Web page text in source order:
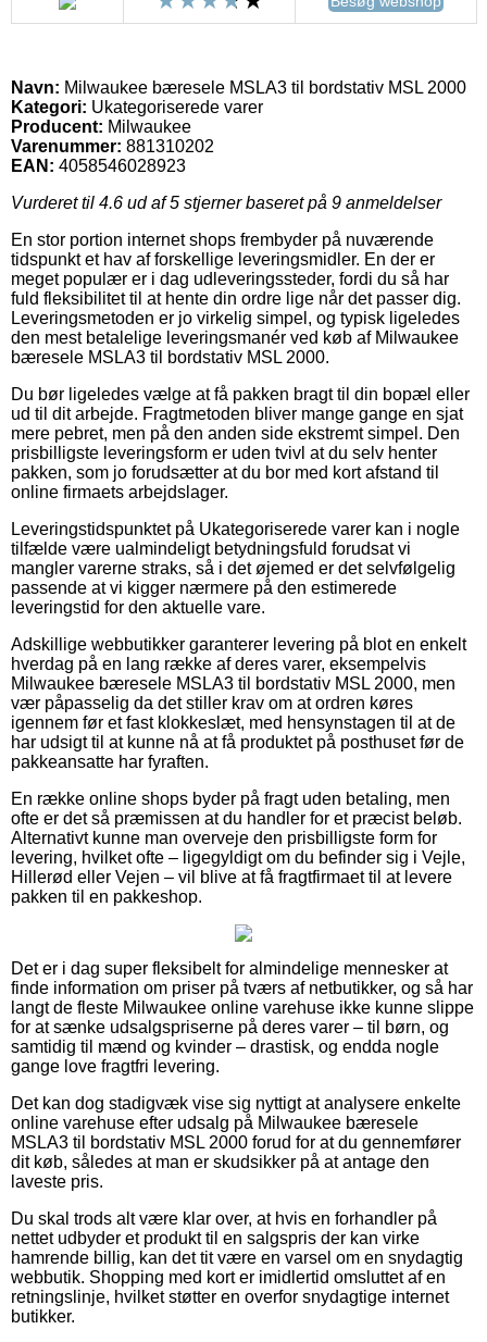
Navn: Milwaukee bæresele MSLA3 til bordstativ MSL 2000
Kategori: Ukategoriserede varer
Producent: Milwaukee
Varenummer: 881310202
EAN: 4058546028923
Vurderet til 4.6 ud af 5 stjerner baseret på 9 anmeldelser
En stor portion internet shops frembyder på nuværende
tidspunkt et hav af forskellige leveringsmidler. En der er
meget populær er i dag udleveringssteder, fordi du så har
fuld fleksibilitet til at hente din ordre lige når det passer dig.
Leveringsmetoden er jo virkelig simpel, og typisk ligeledes
den mest betalelige leveringsmanér ved køb af Milwaukee
bæresele MSLA3 til bordstativ MSL 2000.
Du bør ligeledes vælge at få pakken bragt til din bopæl eller
ud til dit arbejde. Fragtmetoden bliver mange gange en sjat
mere pebret, men på den anden side ekstremt simpel. Den
prisbilligste leveringsform er uden tvivl at du selv henter
pakken, som jo forudsætter at du bor med kort afstand til
online firmaets arbejdslager.
Leveringstidspunktet på Ukategoriserede varer kan i nogle
tilfælde være ualmindeligt betydningsfuld forudsat vi
mangler varerne straks, så i det øjemed er det selvfølgelig
passende at vi kigger nærmere på den estimerede
leveringstid for den aktuelle vare.
Adskillige webbutikker garanterer levering på blot en enkelt
hverdag på en lang række af deres varer, eksempelvis
Milwaukee bæresele MSLA3 til bordstativ MSL 2000, men
vær påpasselig da det stiller krav om at ordren køres
igennem før et fast klokkeslæt, med hensynstagen til at de
har udsigt til at kunne nå at få produktet på posthuset før de
pakkeansatte har fyraften.
En række online shops byder på fragt uden betaling, men
ofte er det så præmissen at du handler for et præcist beløb.
Alternativt kunne man overveje den prisbilligste form for
levering, hvilket ofte – ligegyldigt om du befinder sig i Vejle,
Hillerød eller Vejen – vil blive at få fragtfirmaet til at levere
pakken til en pakkeshop.
Det er i dag super fleksibelt for almindelige mennesker at
finde information om priser på tværs af netbutikker, og så har
langt de fleste Milwaukee online varehuse ikke kunne slippe
for at sænke udsalgspriserne på deres varer – til børn, og
samtidig til mænd og kvinder – drastisk, og endda nogle
gange love fragtfri levering.
Det kan dog stadigvæk vise sig nyttigt at analysere enkelte
online varehuse efter udsalg på Milwaukee bæresele
MSLA3 til bordstativ MSL 2000 forud for at du gennemfører
dit køb, således at man er skudsikker på at antage den
laveste pris.
Du skal trods alt være klar over, at hvis en forhandler på
nettet udbyder et produkt til en salgspris der kan virke
hamrende billig, kan det tit være en varsel om en snydagtig
webbutik. Shopping med kort er imidlertid omsluttet af en
retningslinje, hvilket støtter en overfor snydagtige internet
butikker.